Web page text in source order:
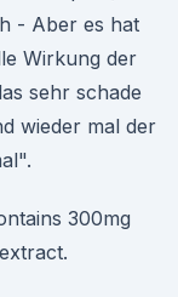
- Aber es hat
Wirkung der
sehr schade
wieder mal der
300mg